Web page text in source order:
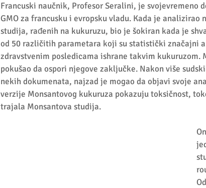
Francuski naučnik, Profesor Seralini, je svojevremeno
GMO za francusku i evropsku vladu. Kada je analizirao
studija, rađenih na kukuruzu, bio je šokiran kada je
od 50 različitih parametara koji su statistički značajni
zdravstvenim posledicama ishrane takvim kukuruzom.
pokušao da ospori njegove zaključke. Nakon više
nekih dokumenata, najzad je mogao da objavi svoje
verzije Monsantovog kukuruza pokazuju toksičnost,
trajala Monsantova studija.